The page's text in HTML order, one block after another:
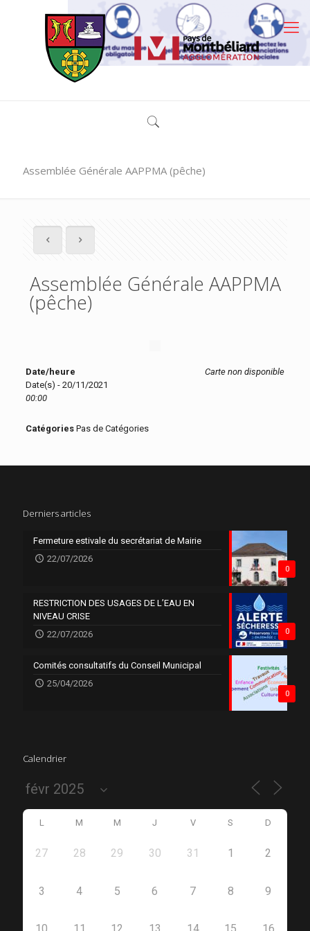
Assemblée Générale AAPPMA (pêche)
Assemblée Générale AAPPMA
(pêche)
Carte non disponible
Date/heure
Date(s) - 20/11/2021
00:00
CatégoriesPas de Catégories
Derniers articles
0
Fermeture estivale du secrétariat de Mairie
22/07/2026
0
RESTRICTION DES USAGES DE L’EAU EN
NIVEAU CRISE
22/07/2026
0
Comités consultatifs du Conseil Municipal
25/04/2026
Calendrier
L M M J V S D
27 28 29 30 31 1 2
3 4 5 6 7 8 9